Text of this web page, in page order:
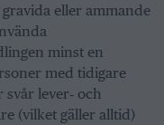
eller ammande
minst en
med tidigare
lever‑ och
(vilket gäller alltid)